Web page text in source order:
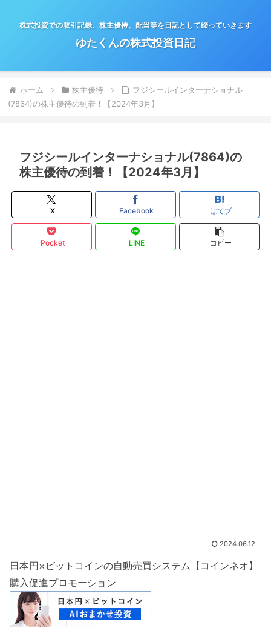
株式投資での取引記録、株主優待、配当等を日記として綴っていきます
ゆたくんの株式投資日記
ホーム 株主優待
フジシールインターナショナル
(7864)の株主優待の到着！【2024年3月】
フジシールインターナショナル(7864)の
株主優待の到着！【2024年3月】
X Facebook はてブ
Pocket LINE コピー
2024.06.12
日本円×ビットコインの自動売買システム【コインネオ】
購入促進プロモーション